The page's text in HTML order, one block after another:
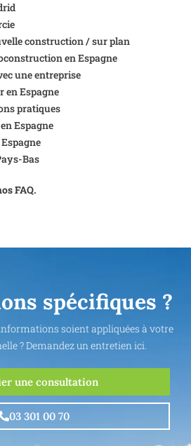
construction / sur plan
en Espagne
une entreprise
en Espagne
pratiques
Espagne
Bas
FAQ.
spécifiques ?
soient appliquées à votre
? Demandez un entretien ici.
une consultation
03 301 00 70